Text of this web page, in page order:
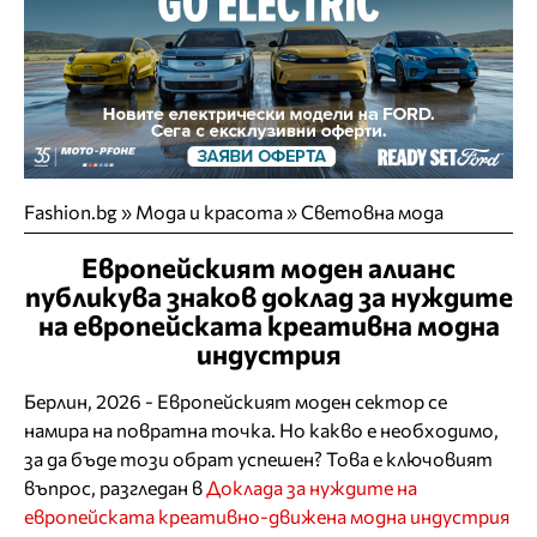
Fashion.bg» Мода и красота»Световна мода
Европейският моден алианс
публикува знаков доклад за нуждите
на европейската креативна модна
индустрия
Берлин, 2026 - Европейският моден сектор се
намира на повратна точка. Но какво е необходимо,
за да бъде този обрат успешен? Това е ключовият
въпрос, разгледан вДоклада за нуждите на
европейската креативно-движена модна индустрия